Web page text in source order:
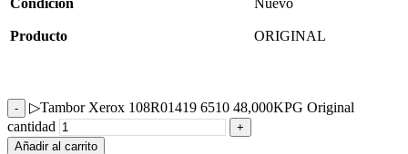
Producto ORIGINAL
▷Tambor Xerox 108R01419 6510 48,000KPG Original
cantidad
Añadir al carrito